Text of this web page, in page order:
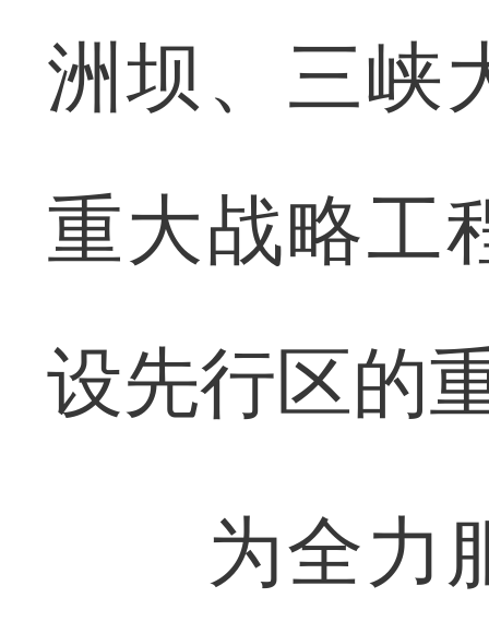
洲坝、三峡
重大战略工
设先行区的
为全力服